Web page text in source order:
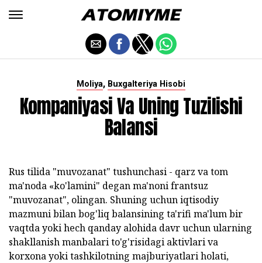
Moliya, Buxgalteriya Hisobi
Kompaniyasi Va Uning Tuzilishi
Balansi
Rus tilida "muvozanat" tushunchasi - qarz va tom
ma'noda «ko'lamini" degan ma'noni frantsuz
"muvozanat", olingan. Shuning uchun iqtisodiy
mazmuni bilan bog'liq balansining ta'rifi ma'lum bir
vaqtda yoki hech qanday alohida davr uchun ularning
shakllanish manbalari to'g'risidagi aktivlari va
korxona yoki tashkilotning majburiyatlari holati,